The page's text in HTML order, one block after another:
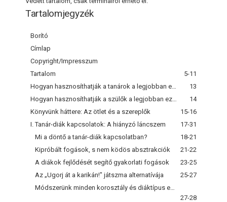
Tartalomjegyzék
Borító
Címlap
Copyright/Impresszum
Tartalom
5-11
13
14
Könyvünk háttere: Az ötlet és a szereplők
15-16
I. Tanár-diák kapcsolatok: A hiányzó láncszem
17-31
Mi a döntő a tanár-diák kapcsolatban?
18-21
Kipróbált fogások, s nem ködös absztrakciók
21-22
A diákok fejlődését segítő gyakorlati fogások
23-25
Az „Ugorj át a karikán!" játszma alternatívája
25-27
27-28